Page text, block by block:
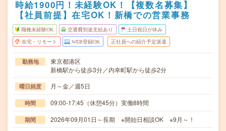
時給1900円！未経験OK！【複数名募集】
【社員前提】在宅OK！新橋での営業事務
職種未経験OK 交通費別途支給あり 土日祝日が休み
在宅・リモート WEB登録OK 正社員への紹介予定派遣
勤務地
東京都港区
新橋駅から徒歩3分／内幸町駅から徒歩2分
曜日頻度 月～金／週5日
時間 09:00-17:45（休憩45分）実働8時間
期間 2026年09月01日～長期 ※開始日相談OK ※9月～！